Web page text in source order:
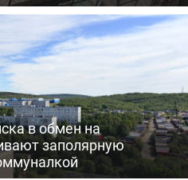
в обмен на
заполярную